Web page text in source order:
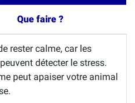
Que faire ?
rester calme, car les
détecter le stress.
peut apaiser votre animal